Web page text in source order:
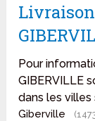
Pour
GIBERVILLE
dans les villes
Giberville